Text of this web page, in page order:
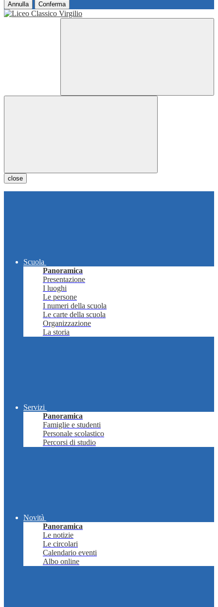
Annulla Conferma
close
Scuola
Panoramica
Presentazione
I luoghi
Le persone
I numeri della scuola
Le carte della scuola
Organizzazione
La storia
Servizi
Panoramica
Famiglie e studenti
Personale scolastico
Percorsi di studio
Novità
Panoramica
Le notizie
Le circolari
Calendario eventi
Albo online